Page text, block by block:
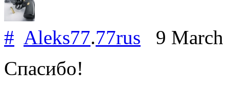
# Aleks77.77rus 9
Спасибо!